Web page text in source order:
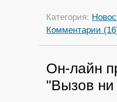
Категория:
Комментарии
Он-лайн
"Вызов